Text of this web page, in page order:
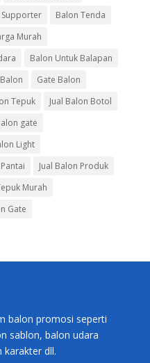
Supporter
Balon Tenda
Murah
Balon Untuk Balapan
Gate Balon
Tepuk
Jual Balon Botol
gate
Light
Jual Balon Produk
Murah
Gate
balon promosi seperti
sablon, balon udara
karakter dll.